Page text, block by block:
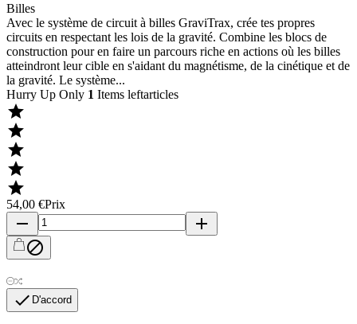
Billes
Avec le système de circuit à billes GraviTrax, crée tes propres
circuits en respectant les lois de la gravité. Combine les blocs de
construction pour en faire un parcours riche en actions où les billes
atteindront leur cible en s'aidant du magnétisme, de la cinétique et de
la gravité. Le système...
Hurry Up Only 1 Items leftarticles





54,00 €Prix
remove
add

 D'accord